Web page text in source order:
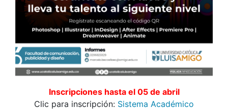
Inscripciones hasta el 05 de abril
Clic para inscripción: Sistema Académico